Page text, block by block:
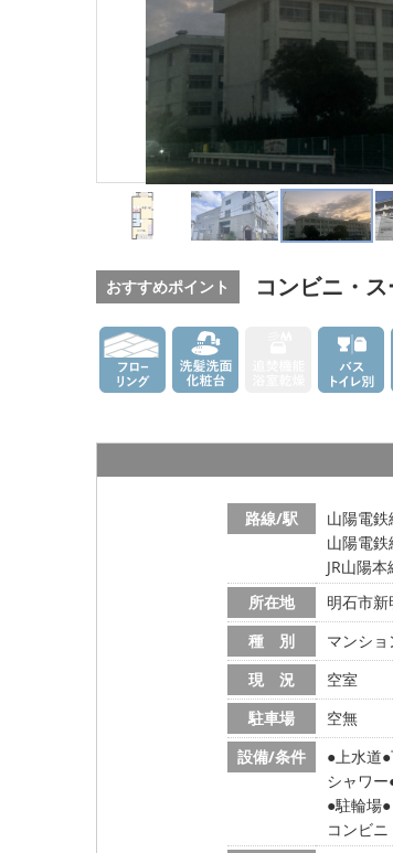
おすすめポイント コンビニ・
路線/駅
山陽電
山陽電
JR山陽
所在地
明石市新
種 別
マンショ
現 況
空室
駐車場
空無
設備/条件
上水道
シャワー
駐輪場
コンビ